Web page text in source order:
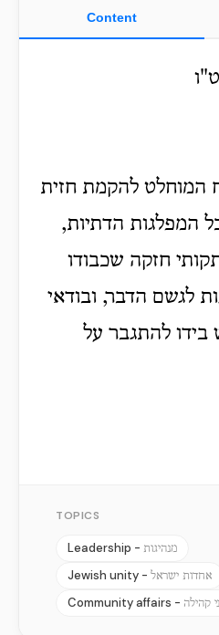
Content
המוחלט להקמת חזית
המפלגות הדתיות,
חזקה שכבודו
לגשם הדבר, ובודאי
להתגבר על
TOPICS
Leadership - מנהיגות
Jewish unity - אחדות ישראל
Community affairs - קהילה